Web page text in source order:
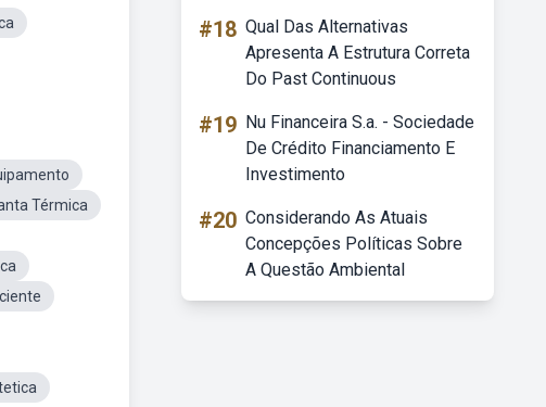
Térmica
#18 Qual Das Alternativas
Apresenta A Estrutura Correta
Do Past Continuous
#19 Nu Financeira S.a. - Sociedade
De Crédito Financiamento E
Investimento
#20 Considerando As Atuais
Concepções Políticas Sobre
A Questão Ambiental